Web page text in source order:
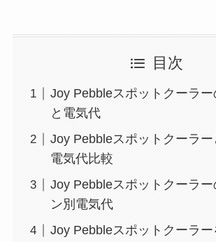
目次
Joy Pebbleスポットクーラー
と電気代
Joy Pebbleスポットクーラ
電気代比較
Joy Pebbleスポットクーラ
ン別電気代
Joy Pebbleスポットクーラー